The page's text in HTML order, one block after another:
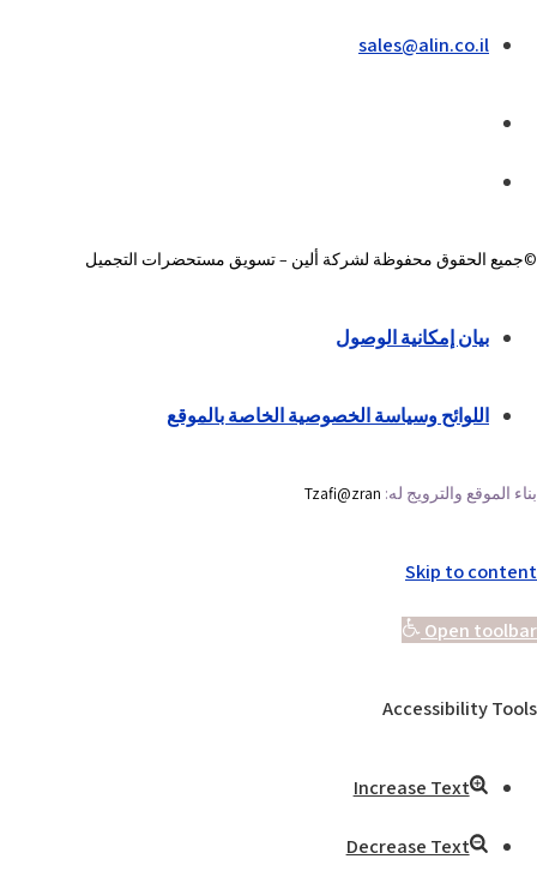
sales@alin.co.il
©جميع الحقوق محفوظة لشركة ألين – تسويق مستحضرات التجميل
بيان إمكانية الوصول
اللوائح وسياسة الخصوصية الخاصة بالموقع
بناء الموقع والترويج له: Tzafi@zran
Skip to content
Open toolbar
Accessibility Tools
Increase Text
Decrease Text